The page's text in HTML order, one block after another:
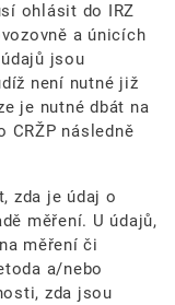
ohlásit do IRZ
a únicích
jsou
není nutné již
je nutné dbát na
CRŽP následně
zda je údaj o
měření. U údajů,
měření či
a/nebo
zda jsou